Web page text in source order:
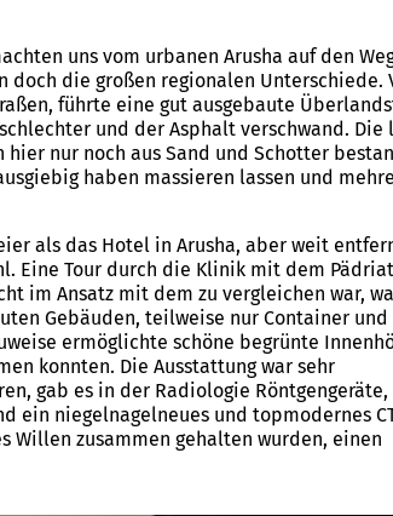
uns vom urbanen Arusha auf den
die großen regionalen Unterschiede.
führte eine gut ausgebaute
und der Asphalt verschwand. Die
hier nur noch aus Sand und Schotter
haben massieren lassen und
als das Hotel in Arusha, aber weit
Eine Tour durch die Klinik mit dem
im Ansatz mit dem zu vergleichen war,
Gebäuden, teilweise nur Container und
ermöglichte schöne begrünte
konnten. Die Ausstattung war sehr
gab es in der Radiologie Röntgengeräte,
niegelnagelneues und topmodernes
Willen zusammen gehalten wurden, einen